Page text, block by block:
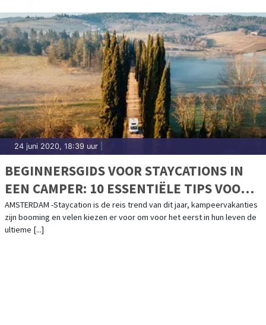
24 juni 2020, 18:39 uur
BEGINNERSGIDS VOOR STAYCATIONS IN
EEN CAMPER: 10 ESSENTIËLE TIPS VOOR
DE ULTIEME NEDERLANDSE ROAD TRIP
DEZE ZOMER
AMSTERDAM -Staycation is de reis trend van dit jaar, kampeervakanties
zijn booming en velen kiezen er voor om voor het eerst in hun leven de
ultieme [...]